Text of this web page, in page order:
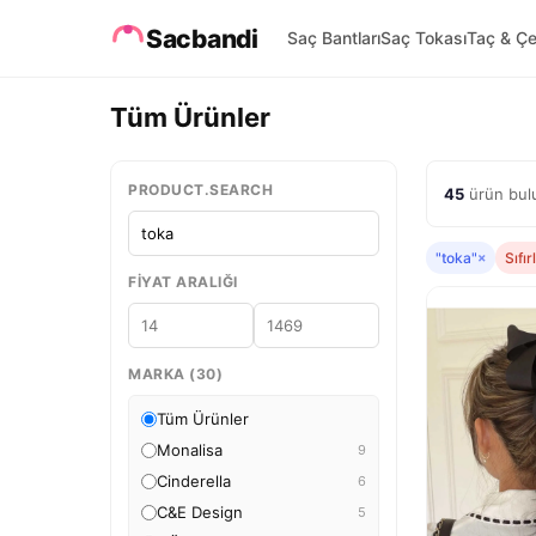
Sacbandi Saç BantlarıSaç TokasıTaç &
Tüm Ürünler
PRODUCT.SEARCH
FIYAT ARALIĞI
MARKA (30)
Tüm Ürünler
Monalisa
9
Cinderella 6
C&E Design 5
45 ürün
"toka"×